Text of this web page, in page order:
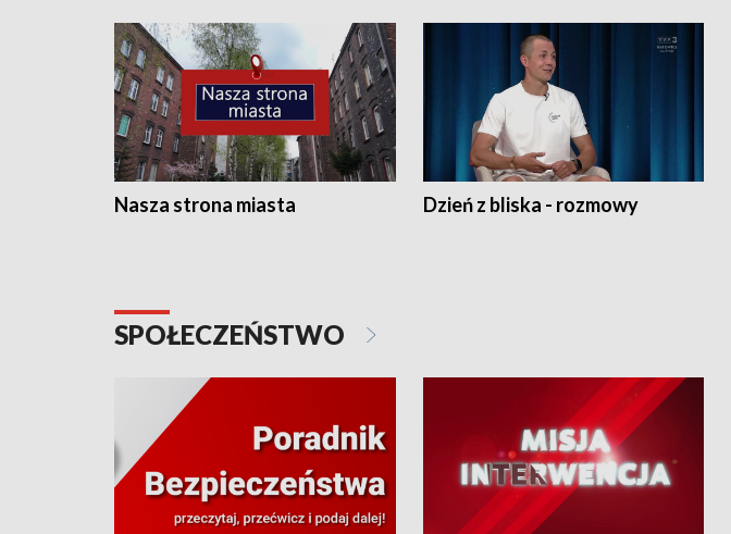
Nasza strona miasta Dzień z bliska - rozmowy
SPOŁECZEŃSTWO